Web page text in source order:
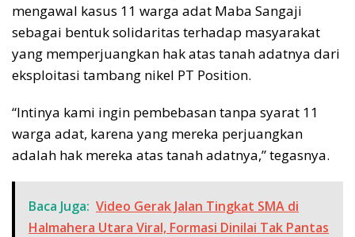
mengawal kasus 11 warga adat Maba Sangaji
sebagai bentuk solidaritas terhadap masyarakat
yang memperjuangkan hak atas tanah adatnya dari
eksploitasi tambang nikel PT Position.
“Intinya kami ingin pembebasan tanpa syarat 11
warga adat, karena yang mereka perjuangkan
adalah hak mereka atas tanah adatnya,” tegasnya.
Baca Juga: Video Gerak Jalan Tingkat SMA di
Halmahera Utara Viral, Formasi Dinilai Tak Pantas